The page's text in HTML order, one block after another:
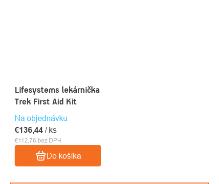
Lifesystems lekárnička
Trek First Aid Kit
Na objednávku
€112,76 bez DPH
€136,44 / ks
Do košíka